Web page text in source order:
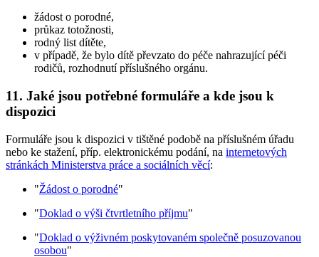
žádost o porodné,
průkaz totožnosti,
rodný list dítěte,
v případě, že bylo dítě převzato do péče nahrazující péči
rodičů, rozhodnutí příslušného orgánu.
11. Jaké jsou potřebné formuláře a kde jsou k
dispozici
Formuláře jsou k dispozici v tištěné podobě na příslušném úřadu
nebo ke stažení, příp. elektronickému podání, na internetových
stránkách Ministerstva práce a sociálních věcí:
"Žádost o porodné"
"Doklad o výši čtvrtletního příjmu"
"Doklad o výživném poskytovaném společně posuzovanou
osobou"